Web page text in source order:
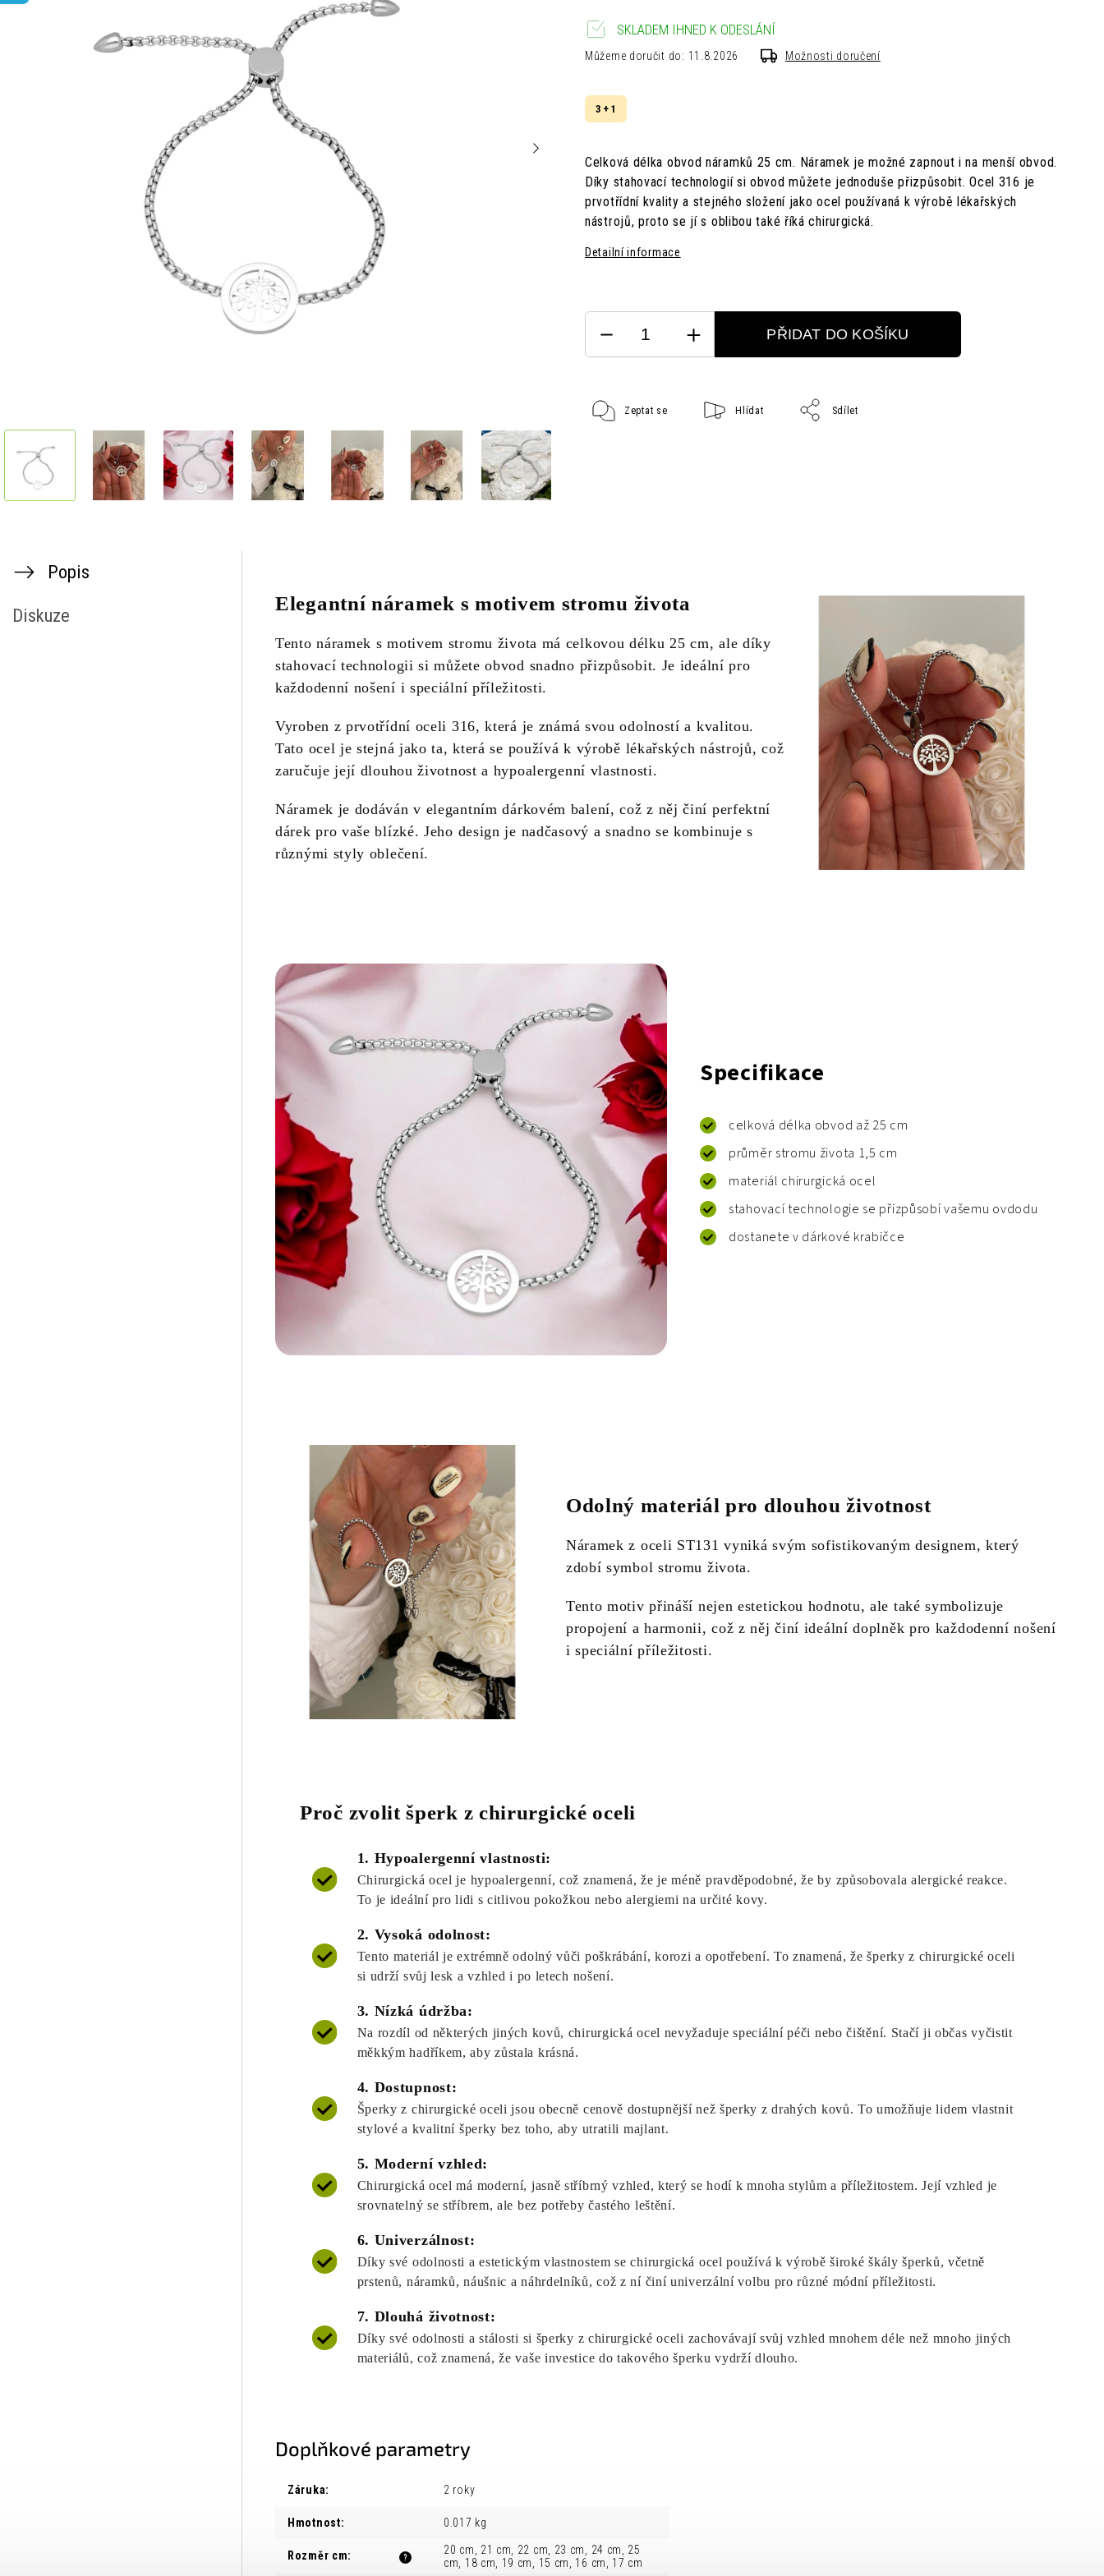
3 + 1
Celková délka obvod náramků 25 cm. Náramek je možné zapnout i na menší obvod.
Díky stahovací technologií si obvod můžete jednoduše přizpůsobit.Ocel 316 je
prvotřídní kvality a stejného složení jako ocel používaná k výrobě lékařských
nástrojů, proto se jí s oblibou také říká chirurgická.
Detailní informace
SKLADEM IHNED K ODESLÁNÍ
Můžeme doručit do: 11.8.2026 Možnosti doručení
PŘIDAT DO KOŠÍKU
Zeptat se Hlídat Sdílet
Popis
Diskuze
Elegantní náramek s motivem stromu života
Tento náramek s motivem stromu života má celkovou délku 25 cm, ale díky
stahovací technologii si můžete obvod snadno přizpůsobit. Je ideální pro
každodenní nošení i speciální příležitosti.
Vyroben z prvotřídní oceli 316, která je známá svou odolností a kvalitou.
Tato ocel je stejná jako ta, která se používá k výrobě lékařských nástrojů, což
zaručuje její dlouhou životnost a hypoalergenní vlastnosti.
Náramek je dodáván v elegantním dárkovém balení, což z něj činí perfektní
dárek pro vaše blízké. Jeho design je nadčasový a snadno se kombinuje s
různými styly oblečení.
Specifikace
celková délka obvod až 25 cm
průměr stromu života 1,5 cm
materiál chirurgická ocel
stahovací technologie se přizpůsobí vašemu ovdodu
dostanete v dárkové krabičce
Odolný materiál pro dlouhou životnost
Náramek z oceli ST131 vyniká svým sofistikovaným designem, který
zdobí symbol stromu života.
Tento motiv přináší nejen estetickou hodnotu, ale také symbolizuje
propojení a harmonii, což z něj činí ideální doplněk pro každodenní nošení
i speciální příležitosti.
Proč zvolit šperk z chirurgické oceli
1. Hypoalergenní vlastnosti:
Chirurgická ocel je hypoalergenní, což znamená, že je méně pravděpodobné, že by způsobovala alergické reakce.
To je ideální pro lidi s citlivou pokožkou nebo alergiemi na určité kovy.
2. Vysoká odolnost:
Tento materiál je extrémně odolný vůči poškrábání, korozi a opotřebení. To znamená, že šperky z chirurgické oceli
si udrží svůj lesk a vzhled i po letech nošení.
3. Nízká údržba:
Na rozdíl od některých jiných kovů, chirurgická ocel nevyžaduje speciální péči nebo čištění. Stačí ji občas vyčistit
měkkým hadříkem, aby zůstala krásná.
4. Dostupnost:
Šperky z chirurgické oceli jsou obecně cenově dostupnější než šperky z drahých kovů. To umožňuje lidem vlastnit
stylové a kvalitní šperky bez toho, aby utratili majlant.
5. Moderní vzhled:
Chirurgická ocel má moderní, jasně stříbrný vzhled, který se hodí k mnoha stylům a příležitostem. Její vzhled je
srovnatelný se stříbrem, ale bez potřeby častého leštění.
6. Univerzálnost:
Díky své odolnosti a estetickým vlastnostem se chirurgická ocel používá k výrobě široké škály šperků, včetně
prstenů, náramků, náušnic a náhrdelníků, což z ní činí univerzální volbu pro různé módní příležitosti.
7. Dlouhá životnost:
Díky své odolnosti a stálosti si šperky z chirurgické oceli zachovávají svůj vzhled mnohem déle než mnoho jiných
materiálů, což znamená, že vaše investice do takového šperku vydrží dlouho.
Doplňkové parametry
Záruka: 2 roky
Hmotnost: 0.017 kg
?
Rozměr cm:
20 cm, 21 cm, 22 cm, 23 cm, 24 cm, 25
cm, 18 cm, 19 cm, 15 cm, 16 cm, 17 cm